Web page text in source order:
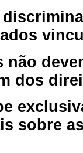
não
dos
sobre